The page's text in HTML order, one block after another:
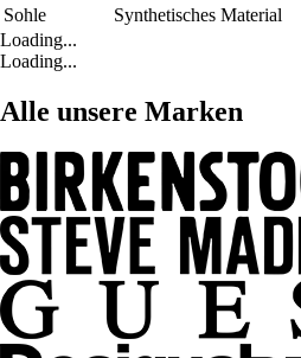
Sohle
Synthetisches Material
Loading...
Loading...
Alle unsere Marken